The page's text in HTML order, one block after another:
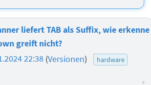
liefert TAB als Suffix, wie erkenne
greift nicht?
22:38 (Versionen)
hardware